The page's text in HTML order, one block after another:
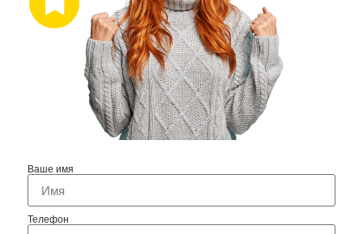
Ваше имя
Телефон